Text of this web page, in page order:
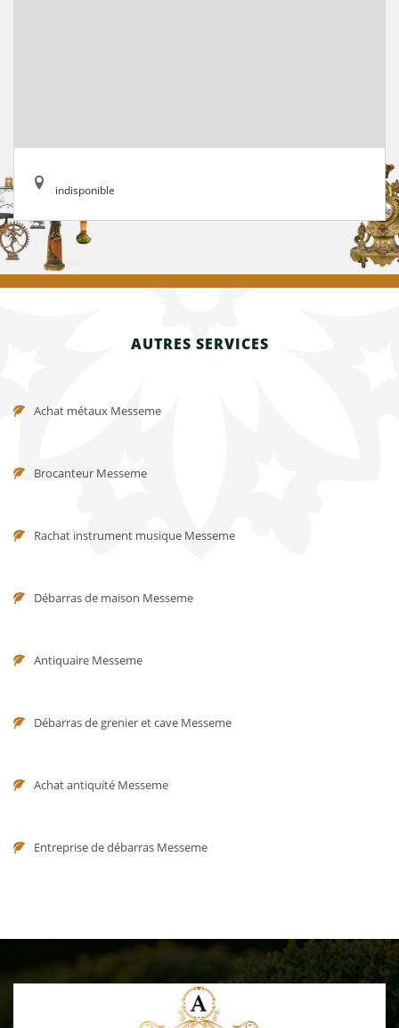
indisponible
AUTRES SERVICES
Achat métaux Messeme
Brocanteur Messeme
Rachat instrument musique Messeme
Débarras de maison Messeme
Antiquaire Messeme
Débarras de grenier et cave Messeme
Achat antiquité Messeme
Entreprise de débarras Messeme